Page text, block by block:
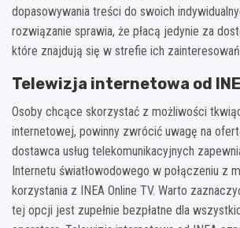
dopasowywania treści do swoich
rozwiązanie sprawia, że płacą jedynie za
które znajdują się w strefie ich
Telewizja internetowa od
Osoby chcące skorzystać z możliwości
internetowej, powinny zwrócić uwagę na
dostawca usług telekomunikacyjnych
Internetu światłowodowego w połączeniu z
korzystania z INEA Online TV. Warto
tej opcji jest zupełnie bezpłatne dla